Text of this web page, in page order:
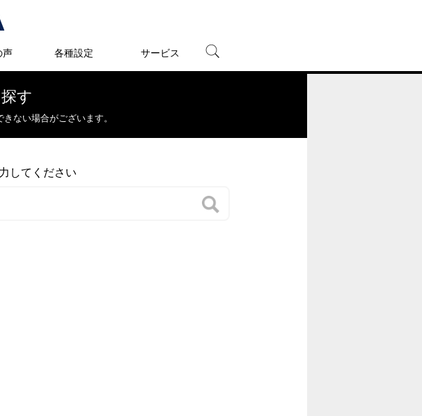
声 各種設定 サービス
す
ない場合がございます。
してください